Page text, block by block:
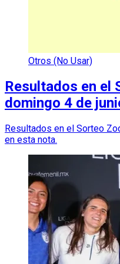
Otros (No Usar)
Resultados en el
domingo 4 de
Resultados en el Sorteo
en esta nota.